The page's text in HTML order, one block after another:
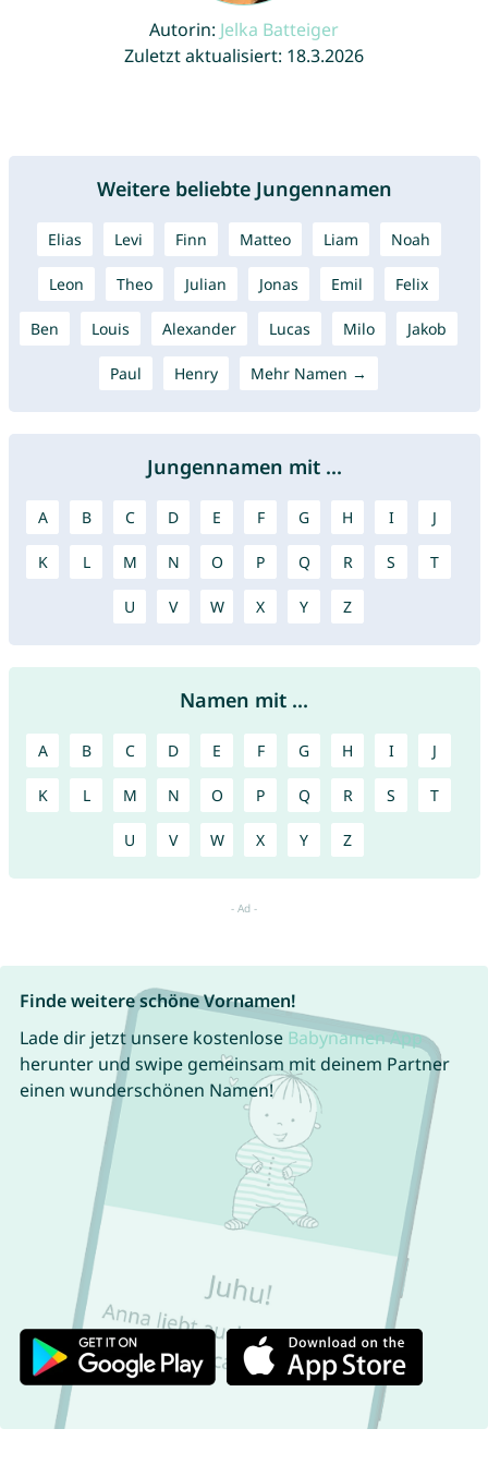
Autorin: Jelka Batteiger
Zuletzt aktualisiert: 18.3.2026
Weitere beliebte Jungennamen
Elias Levi Finn Matteo Liam Noah
Leon Theo Julian Jonas Emil Felix
Ben Louis Alexander Lucas Milo Jakob
Paul Henry Mehr Namen →
Jungennamen mit ...
A B C D E F G H I J
K L M N O P Q R S T
U V W X Y Z
Namen mit ...
A B C D E F G H I J
K L M N O P Q R S T
U V W X Y Z
Finde weitere schöne Vornamen!
Lade dir jetzt unsere kostenlose Babynamen App
herunter und swipe gemeinsam mit deinem Partner
einen wunderschönen Namen!